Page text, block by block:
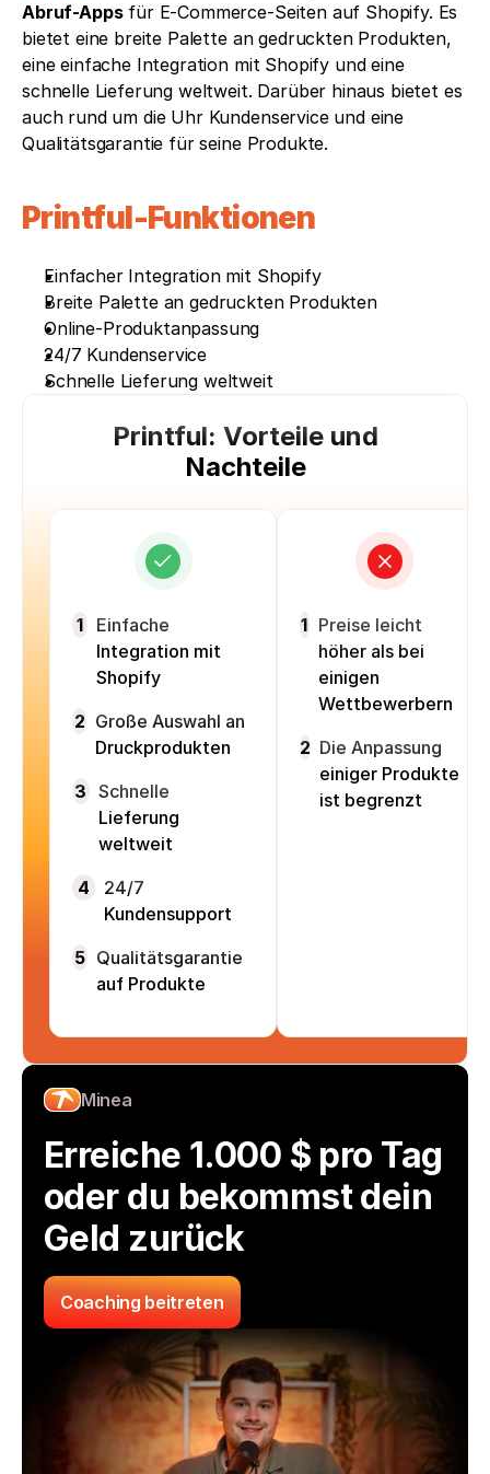
Abruf-Apps für E-Commerce-Seiten auf Shopify. Es
bietet eine breite Palette an gedruckten Produkten,
eine einfache Integration mit Shopify und eine
schnelle Lieferung weltweit. Darüber hinaus bietet es
auch rund um die Uhr Kundenservice und eine
Qualitätsgarantie für seine Produkte.
Printful-Funktionen
Einfacher Integration mit Shopify
Breite Palette an gedruckten Produkten
Online-Produktanpassung
24/7 Kundenservice
Schnelle Lieferung weltweit
Printful: Vorteile und
Nachteile
1
Einfache
Integration mit
Shopify
2 Große Auswahl an
Druckprodukten
3 Schnelle
Lieferung
weltweit
4
24/7
Kundensupport
5 Qualitätsgarantie
auf Produkte
1 Preise leicht
höher als bei
einigen
Wettbewerbern
2 Die Anpassung
einiger Produkte
ist begrenzt
Minea
Erreiche 1.000 $ pro Tag
oder du bekommst dein
Geld zurück
Coaching beitreten